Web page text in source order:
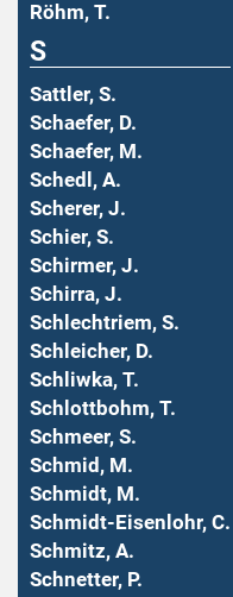
Röhm, T.
S
Sattler, S.
Schaefer, D.
Schaefer, M.
Schedl, A.
Scherer, J.
Schier, S.
Schirmer, J.
Schirra, J.
Schlechtriem, S.
Schleicher, D.
Schliwka, T.
Schlottbohm, T.
Schmeer, S.
Schmid, M.
Schmidt, M.
Schmidt-Eisenlohr, C.
Schmitz, A.
Schnetter, P.